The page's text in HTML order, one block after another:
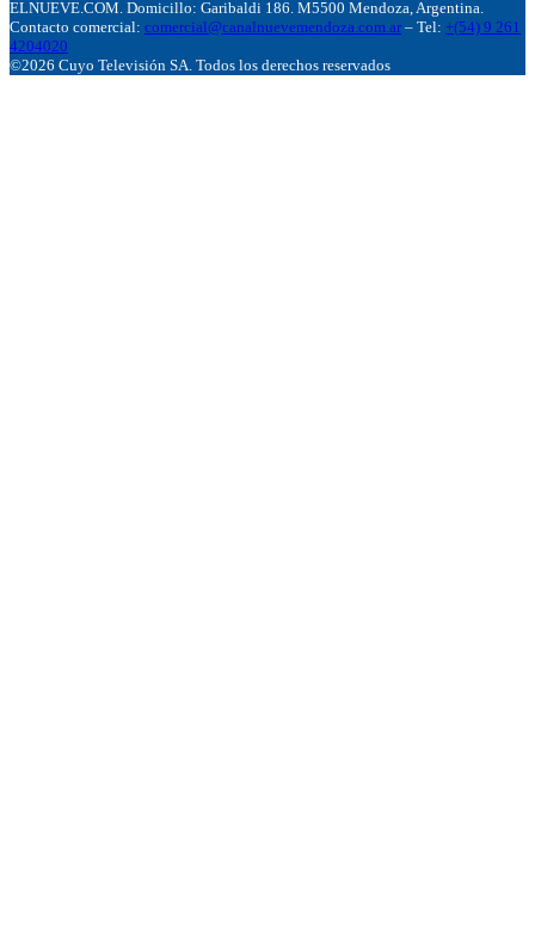
ELNUEVE.COM. Domicillo: Garibaldi 186. M5500 Mendoza, Argentina.
Contacto comercial: comercial@canalnuevemendoza.com.ar – Tel: +(54) 9 261
4204020
©2026 Cuyo Televisión SA. Todos los derechos reservados